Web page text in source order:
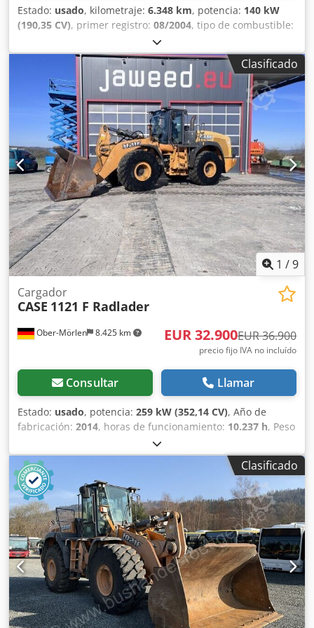
Estado: usado, kilometraje: 6.348 km, potencia: 140 kW
(190,35 CV), primer registro: 08/2004, tipo de combustible:
2004
MXM190 / Samson Cisterna de Vacío 8000 L Año: 2004
Condición: Buena Número de serie: ACM231045
Dodpfxsynq Dbe Aciokr Ref. nº.: 8084 Fecha de
matriculación: CV: 190 Horas: 6348 Caja de cambios:
Powershift total 19+6 Depósito de gasoil: 1 Capacidad del
depósito: 400 L Radio: ? Asiento neumático: ? Frenos:
Frenos de disco en baño de aceite Tamaño de neumáticos:
600/65R25 + 650/75R38 - 520/70R34 Porcentaje de banda
de rodadura restante: 60% 90% - 40% Caja de
herramientas: ? Sistema hidráulico: ? Fabricante de
cisterna: Samson Capacidad de la cisterna: 8000 L Bomba
de alta presión: 2 x HPP Caudal de alta presión: 122 l/min -
130 bar Bomba de vacío: Samson Mando a distancia: ?
Clasificado
1 /9
Ober-Mörlen 8.425 km
Cargador
CASE 1121 F Radlader
EUR 32.900EUR 36.900
precio fijo IVA no incluído
Consultar Llamar
Estado: usado, potencia: 259 kW (352,14 CV), Año de
fabricación: 2014, horas de funcionamiento: 10.237 h, Peso
en vacío: 27.024 kg Para obtener más información,
póngase en contacto con Emal Jaweed. Cargadora de
ruedas / Wheel Loader, Case 1121F, año de fabricación
2014, horas de servicio: 10.237 h, longitud: 8.960 mm,
ancho: 2.990 mm, altura: 3.570 mm, peso bruto máximo
autorizado: 27.024 kg, motor: Case, potencia del motor: 239
kW, aire acondicionado, báscula, hidráulica auxiliar,
cámara de marcha atrás, engrase automático,
dimensiones del cazo: longitud: 1.800 mm, ancho: 3.000
mm, altura: 1.750 mm, video disponible. Otros: *
Ofrecemos más de 200 unidades a la venta. * Nuestra
ubicación se encuentra a 30 km al norte del aeropuerto de
Frankfurt/M. * Financiación y leasing disponibles. *
Clasificado